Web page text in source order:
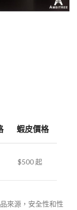
蝦皮價格
$500 起
來源，安全性和性